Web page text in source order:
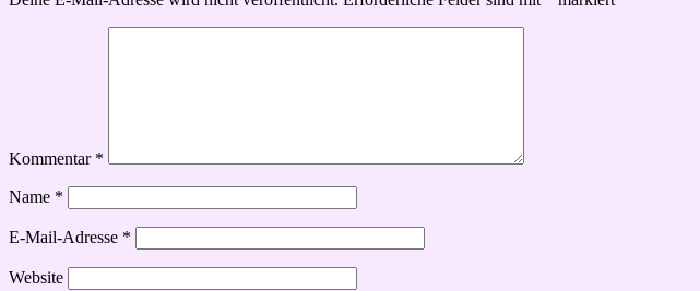
Kommentar *
Name *
E-Mail-Adresse *
Website